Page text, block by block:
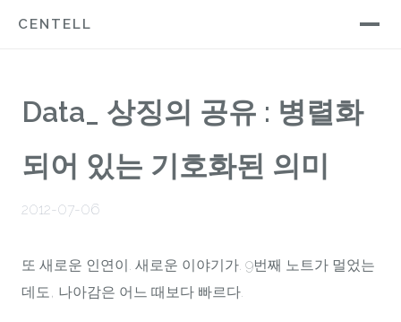
CENTELL
Data_ 상징의 공유 : 병렬화
되어 있는 기호화된 의미
2012-07-06
또 새로운 인연이. 새로운 이야기가. 9번째 노트가 멀었는
데도, 나아감은 어느 때보다 빠르다.